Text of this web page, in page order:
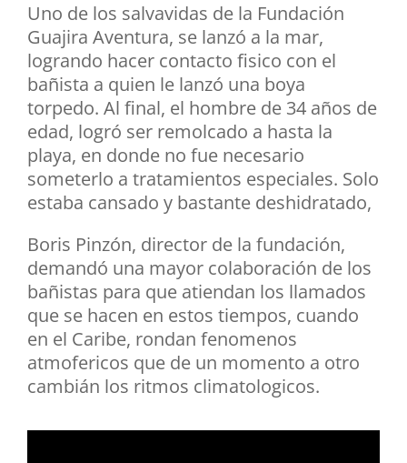
Uno de los salvavidas de la Fundación
Guajira Aventura, se lanzó a la mar,
logrando hacer contacto fisico con el
bañista a quien le lanzó una boya
torpedo. Al final, el hombre de 34 años de
edad, logró ser remolcado a hasta la
playa, en donde no fue necesario
someterlo a tratamientos especiales. Solo
estaba cansado y bastante deshidratado,
Boris Pinzón, director de la fundación,
demandó una mayor colaboración de los
bañistas para que atiendan los llamados
que se hacen en estos tiempos, cuando
en el Caribe, rondan fenomenos
atmofericos que de un momento a otro
cambián los ritmos climatologicos.